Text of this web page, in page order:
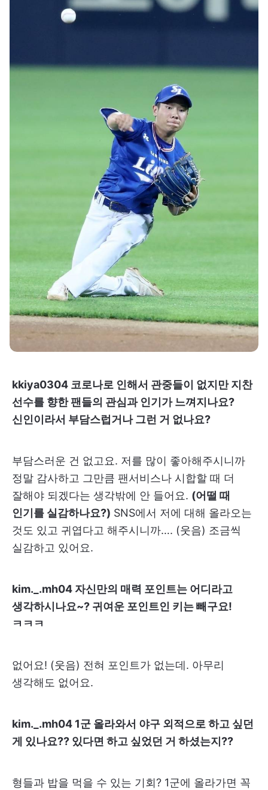
kkiya0304 코로나로 인해서 관중들이 없지만 지찬
선수를 향한 팬들의 관심과 인기가 느껴지나요?
신인이라서 부담스럽거나 그런 거 없나요?
부담스러운 건 없고요. 저를 많이 좋아해주시니까
정말 감사하고 그만큼 팬서비스나 시합할 때 더
잘해야 되겠다는 생각밖에 안 들어요. (어떨 때
인기를 실감하나요?) SNS에서 저에 대해 올라오는
것도 있고 귀엽다고 해주시니까…. (웃음) 조금씩
실감하고 있어요.
kim._.mh04 자신만의 매력 포인트는 어디라고
생각하시나요~? 귀여운 포인트인 키는 빼구요!
ㅋㅋㅋ
없어요! (웃음) 전혀 포인트가 없는데. 아무리
생각해도 없어요.
kim._.mh04 1군 올라와서 야구 외적으로 하고 싶던
게 있나요?? 있다면 하고 싶었던 거 하셨는지??
형들과 밥을 먹을 수 있는 기회? 1군에 올라가면 꼭